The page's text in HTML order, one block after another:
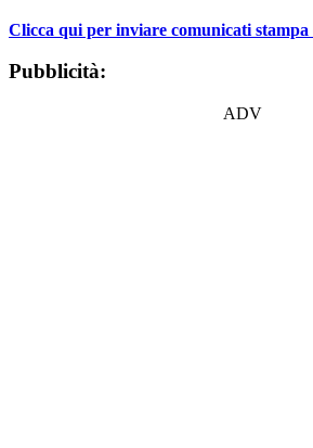
Clicca qui per inviare comunicati
Pubblicità:
ADV